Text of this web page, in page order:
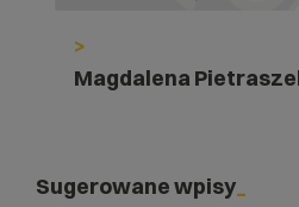
>
Magdalena
Sugerowane wpisy